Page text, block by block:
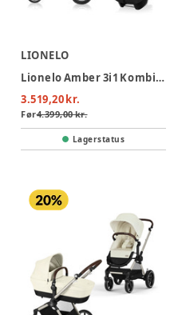
LIONELO
Lionelo Amber 3i1 Kombivognspakke - Grey Graphite
3.519,20 kr.
Før4.399,00 kr.
Lagerstatus